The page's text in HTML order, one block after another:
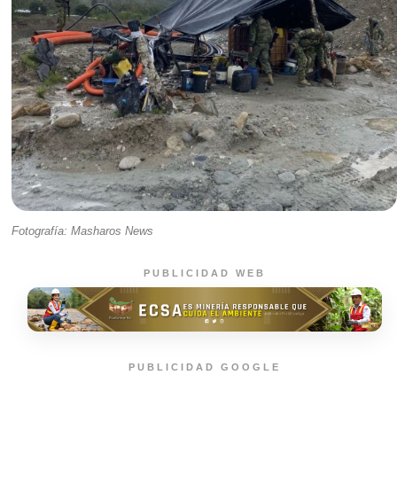
Fotografía: Masharos News
PUBLICIDAD WEB
PUBLICIDAD GOOGLE